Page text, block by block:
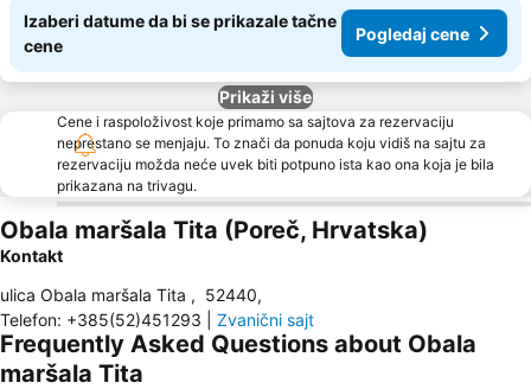
Izaberi datume da bi se prikazale tačne
cene
Pogledaj cene
Prikaži više
Cene i raspoloživost koje primamo sa sajtova za rezervaciju
neprestano se menjaju. To znači da ponuda koju vidiš na sajtu za
rezervaciju možda neće uvek biti potpuno ista kao ona koja je bila
prikazana na trivagu.
Obala maršala Tita (Poreč, Hrvatska)
Kontakt
ulica Obala maršala Tita , 52440,
Telefon: +385(52)451293 Zvanični sajt
Frequently Asked Questions about Obala
maršala Tita